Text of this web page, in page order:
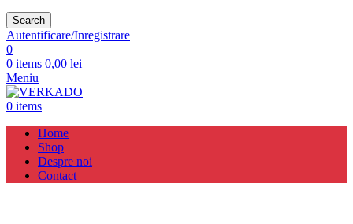
Search
Autentificare/Inregistrare
0
0 items 0,00 lei
Meniu
0 items
Home
Shop
Despre noi
Contact